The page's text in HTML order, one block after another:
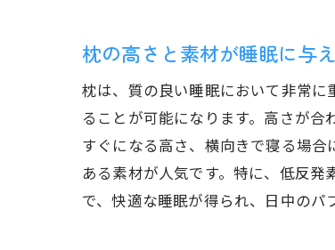
枕の高さと素材が睡眠に与
枕は、質の良い睡眠において非常
ることが可能になります。高さが
すぐになる高さ、横向きで寝る場
ある素材が人気です。特に、低反
で、快適な睡眠が得られ、日中のパ